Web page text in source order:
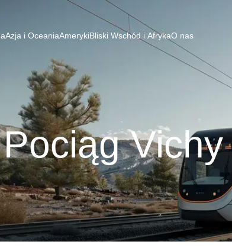
Azja i OceaniaAmerykiBliski Wschód i AfrykaO nas
Pociąg Vichy